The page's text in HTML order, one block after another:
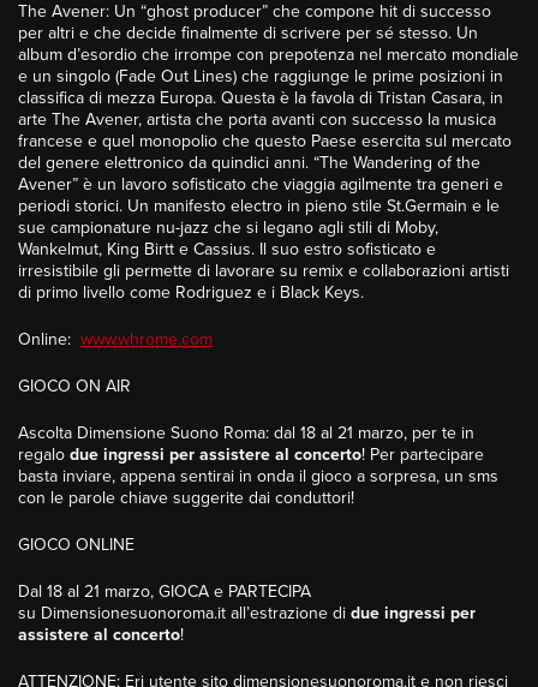
The Avener: Un “ghost producer” che compone hit di successo
per altri e che decide finalmente di scrivere per sé stesso. Un
album d’esordio che irrompe con prepotenza nel mercato mondiale
e un singolo (Fade Out Lines) che raggiunge le prime posizioni in
classifica di mezza Europa. Questa è la favola di Tristan Casara, in
arte The Avener, artista che porta avanti con successo la musica
francese e quel monopolio che questo Paese esercita sul mercato
del genere elettronico da quindici anni. “The Wandering of the
Avener” è un lavoro sofisticato che viaggia agilmente tra generi e
periodi storici. Un manifesto electro in pieno stile St.Germain e le
sue campionature nu-jazz che si legano agli stili di Moby,
Wankelmut, King Birtt e Cassius. Il suo estro sofisticato e
irresistibile gli permette di lavorare su remix e collaborazioni artisti
di primo livello come Rodriguez e i Black Keys.
Online: www.whrome.com
GIOCO ON AIR
Ascolta Dimensione Suono Roma: dal 18 al 21 marzo, per te in
regalo due ingressi per assistere al concerto! Per partecipare
basta inviare, appena sentirai in onda il gioco a sorpresa, un sms
con le parole chiave suggerite dai conduttori!
GIOCO ONLINE
Dal 18 al 21 marzo, GIOCA e PARTECIPA
su Dimensionesuonoroma.it all’estrazione di due ingressi per
assistere al concerto!
ATTENZIONE: Eri utente sito dimensionesuonoroma.it e non riesci